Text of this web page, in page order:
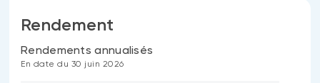
Rendement
Rendements annualisés
En date du 30 juin 2026